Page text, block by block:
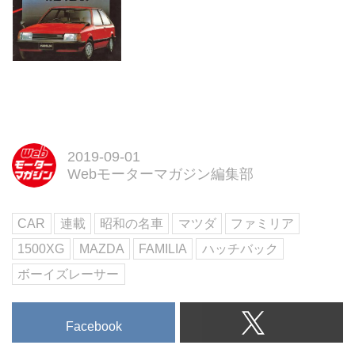
2019-09-01
Webモーターマガジン編集部
CAR 連載 昭和の名車 マツダ
ファミリア
1500XG
MAZDA FAMILIA
ハッチバック
ボーイズレーサー
Facebook